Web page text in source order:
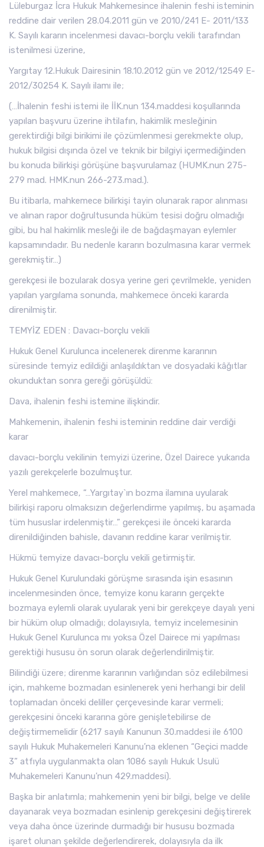
Lüleburgaz İcra Hukuk Mahkemesince ihalenin feshi isteminin
reddine dair verilen 28.04.2011 gün ve 2010/241 E- 2011/133
K. Sayılı kararın incelenmesi davacı-borçlu vekili tarafından
istenilmesi üzerine,
Yargıtay 12.Hukuk Dairesinin 18.10.2012 gün ve 2012/12549 E-
2012/30254 K. Sayılı ilamı ile;
(…İhalenin feshi istemi ile İİK.nun 134.maddesi koşullarında
yapılan başvuru üzerine ihtilafın, hakimlik mesleğinin
gerektirdiği bilgi birikimi ile çözümlenmesi gerekmekte olup,
hukuk bilgisi dışında özel ve teknik bir bilgiyi içermediğinden
bu konuda bilirkişi görüşüne başvurulamaz (HUMK.nun 275-
279 mad. HMK.nun 266-273.mad.).
Bu itibarla, mahkemece bilirkişi tayin olunarak rapor alınması
ve alınan rapor doğrultusunda hüküm tesisi doğru olmadığı
gibi, bu hal hakimlik mesleği ile de bağdaşmayan eylemler
kapsamındadır. Bu nedenle kararın bozulmasına karar vermek
gerekmiştir…)
gerekçesi ile bozularak dosya yerine geri çevrilmekle, yeniden
yapılan yargılama sonunda, mahkemece önceki kararda
direnilmiştir.
TEMYİZ EDEN : Davacı-borçlu vekili
Hukuk Genel Kurulunca incelenerek direnme kararının
süresinde temyiz edildiği anlaşıldıktan ve dosyadaki kâğıtlar
okunduktan sonra gereği görüşüldü:
Dava, ihalenin feshi istemine ilişkindir.
Mahkemenin, ihalenin feshi isteminin reddine dair verdiği
karar
davacı-borçlu vekilinin temyizi üzerine, Özel Dairece yukarıda
yazılı gerekçelerle bozulmuştur.
Yerel mahkemece, “…Yargıtay`ın bozma ilamına uyularak
bilirkişi raporu olmaksızın değerlendirme yapılmış, bu aşamada
tüm hususlar irdelenmiştir…” gerekçesi ile önceki kararda
direnildiğinden bahisle, davanın reddine karar verilmiştir.
Hükmü temyize davacı-borçlu vekili getirmiştir.
Hukuk Genel Kurulundaki görüşme sırasında işin esasının
incelenmesinden önce, temyize konu kararın gerçekte
bozmaya eylemli olarak uyularak yeni bir gerekçeye dayalı yeni
bir hüküm olup olmadığı; dolayısıyla, temyiz incelemesinin
Hukuk Genel Kurulunca mı yoksa Özel Dairece mi yapılması
gerektiği hususu ön sorun olarak değerlendirilmiştir.
Bilindiği üzere; direnme kararının varlığından söz edilebilmesi
için, mahkeme bozmadan esinlenerek yeni herhangi bir delil
toplamadan önceki deliller çerçevesinde karar vermeli;
gerekçesini önceki kararına göre genişletebilirse de
değiştirmemelidir (6217 sayılı Kanunun 30.maddesi ile 6100
sayılı Hukuk Muhakemeleri Kanunu’na eklenen “Geçici madde
3” atfıyla uygulanmakta olan 1086 sayılı Hukuk Usulü
Muhakemeleri Kanunu’nun 429.maddesi).
Başka bir anlatımla; mahkemenin yeni bir bilgi, belge ve delile
dayanarak veya bozmadan esinlenip gerekçesini değiştirerek
veya daha önce üzerinde durmadığı bir hususu bozmada
işaret olunan şekilde değerlendirerek, dolayısıyla da ilk